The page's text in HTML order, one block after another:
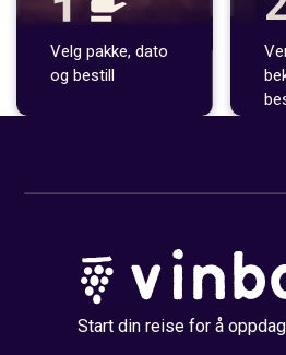
Velg pakke, dato
og bestill
Start din reise for å